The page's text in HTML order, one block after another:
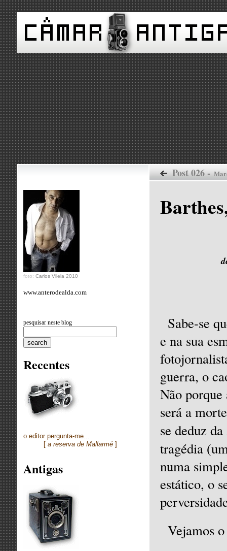
Post 026 -
foto: Carlos Vilela 2010
www.anterodealda.com
pesquisar neste blog
Recentes
o editor pergunta-me...
[ a reserva de Mallarmé ]
Antigas
Sabe-se
e na sua
guerra, o
Não
será a
se deduz da
tragédia
numa
estático, o
Vejamos